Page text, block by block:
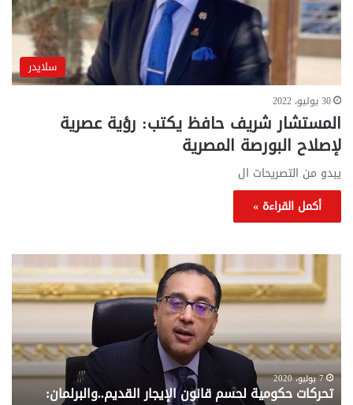
سلايدر
30 يوليو، 2022
المستشار شريف حافظ يكتب: رؤية عصرية
لإصلاح البورصة المصرية
يبدو من التصريحات ال
أكمل القراءة »
تحركات
حكومية
لحسم
قانون
القديم..والبرلمان:
جاهزون
لإقراره
7 يوليو، 2020
تحركات حكومية لحسم قانون الإيجار القديم..والبرلمان:
..
من